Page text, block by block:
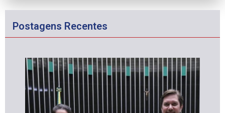
Postagens Recentes